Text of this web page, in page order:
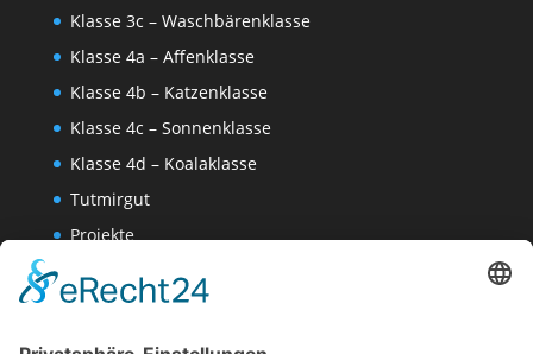
Klasse 3c – Waschbärenklasse
Klasse 4a – Affenklasse
Klasse 4b – Katzenklasse
Klasse 4c – Sonnenklasse
Klasse 4d – Koalaklasse
Tutmirgut
Projekte
Wissenschaften-AG
Datenschutzerklärung